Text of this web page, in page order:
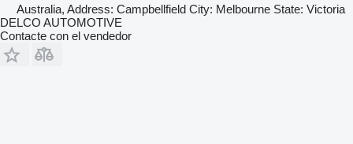
Australia, Address: Campbellfield City: Melbourne State: Victoria
DELCO AUTOMOTIVE
Contacte con el vendedor